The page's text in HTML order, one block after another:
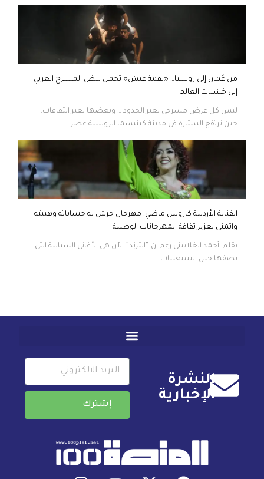
من عُمان إلى روسيا… «لقمة عيش» تحمل نبض المسرح العربي
إلى خشبات العالم
ليس كل عرض مسرحي يعبر الحدود … وبعضها يعبر الثقافات.
حين ترتفع الستارة في مدينة كينيشما الروسية عصر...
الفنانة الأردنية كارولين ماضي: مهرجان جرش له حساباته وهيبته
واتمنى تعزيز ثقافة المهرجانات الوطنية
بقلم: أحمد الغلاييني رغم ان “الترند” الآن هي الأغاني الشبابية التي
يصفها جيل السبعينات...
النشرة
الإخبارية
إشترك